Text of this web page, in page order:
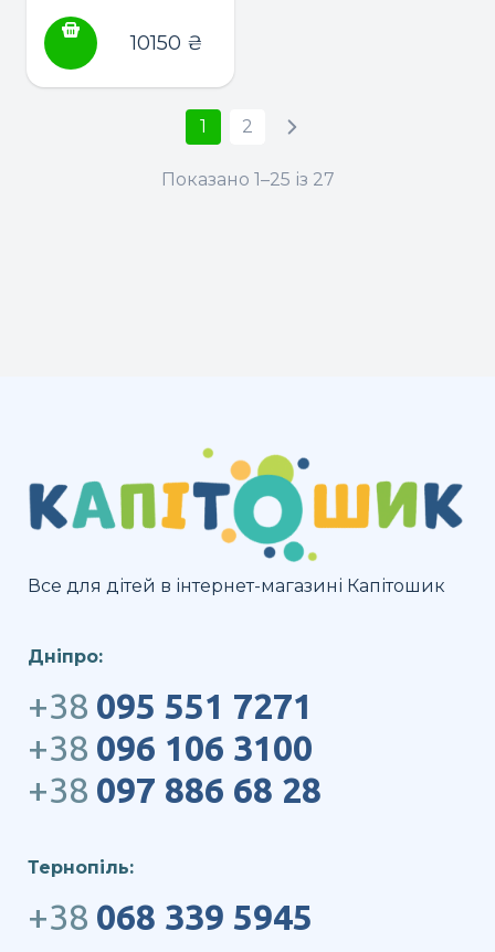
Гойдалка10150 ₴
1 2
Показано 1–25 із 27
Все для дітей в інтернет-магазині Капітошик
Дніпро:
+38 095 551 7271
+38 096 106 3100
+38 097 886 68 28
Тернопіль:
+38 068 339 5945